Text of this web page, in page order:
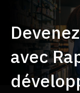
avec